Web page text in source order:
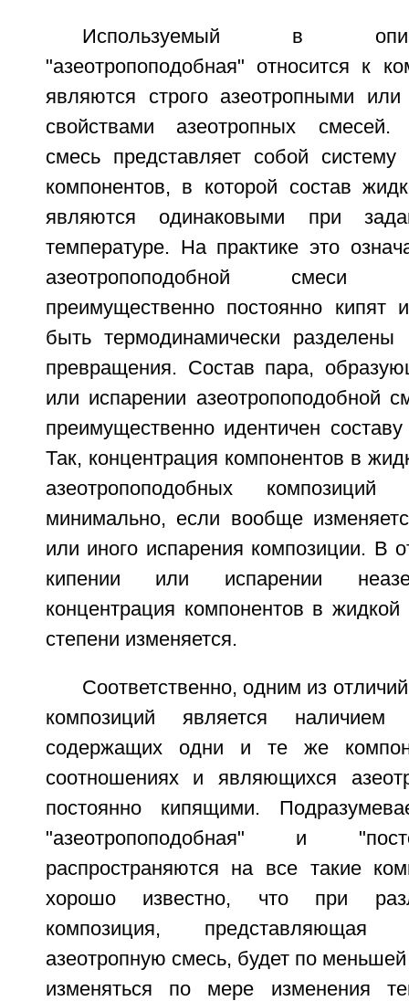
Используемый в
"азеотропоподобная" относится к
являются строго азеотропными
свойствами азеотропных смесей.
смесь представляет собой
компонентов, в которой состав
являются одинаковыми при
температуре. На практике это
азеотропоподобной смеси
преимущественно постоянно
быть термодинамически
превращения. Состав пара,
или испарении азеотропоподобной
преимущественно идентичен
Так, концентрация компонентов в
азеотропоподобных
минимально, если вообще
или иного испарения композиции. В
кипении или испарении
концентрация компонентов в
степени изменяется.
Соответственно, одним из
композиций является наличием
содержащих одни и те же
соотношениях и являющихся
постоянно кипящими.
"азеотропоподобная" и
распространяются на все такие
хорошо известно, что при
композиция,
азеотропную смесь, будет по
изменяться по мере изменения